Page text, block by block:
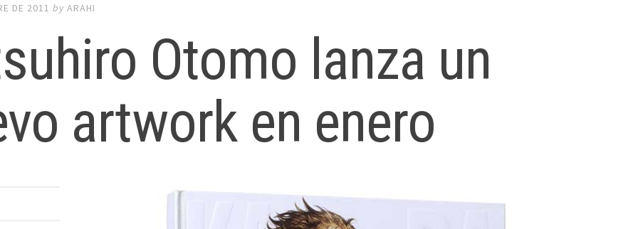
DE 2011 byARAHI
Otomo lanza un
artwork en enero